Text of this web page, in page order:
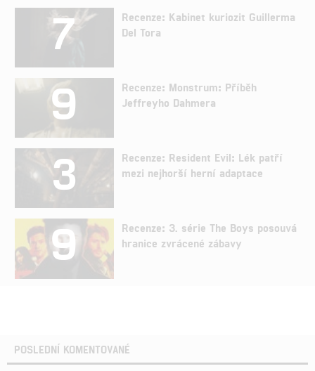
7
Recenze: Kabinet kuriozit Guillerma
Del Tora
9
Recenze: Monstrum: Příběh
Jeffreyho Dahmera
3
Recenze: Resident Evil: Lék patří
mezi nejhorší herní adaptace
9
Recenze: 3. série The Boys posouvá
hranice zvrácené zábavy
POSLEDNÍ KOMENTOVANÉ